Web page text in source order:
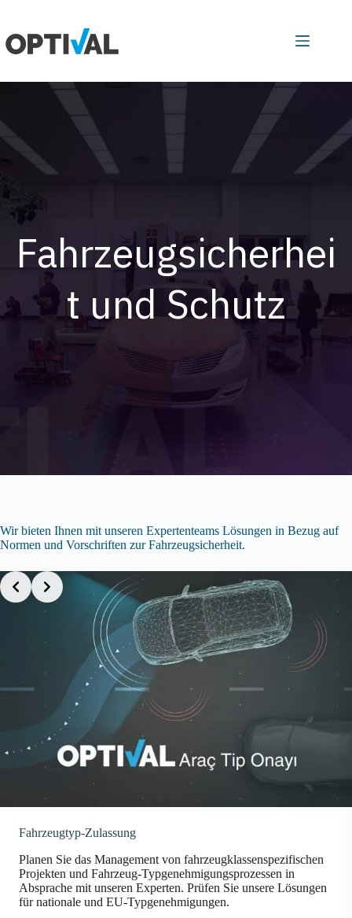
springen
Fahrzeugsicherhei
t und Schutz
Wir bieten Ihnen mit unseren Expertenteams Lösungen in Bezug auf
Normen und Vorschriften zur Fahrzeugsicherheit.
Fahrzeugtyp-Zulassung
Planen Sie das Management von fahrzeugklassenspezifischen
Projekten und Fahrzeug-Typgenehmigungsprozessen in
Absprache mit unseren Experten. Prüfen Sie unsere Lösungen
für nationale und EU-Typgenehmigungen.